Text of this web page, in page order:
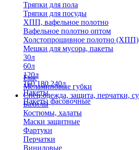
Тряпки для пола
Тряпки для посуды
ХПП, вафельное полотно
Вафельное полотно оптом
Холстопрошивное полотно (ХПП)
Мешки для мусора, пакеты
30л
60л
120л
160,180,240л
Пакеты
Пакеты фасовочные
Еще
Меламиновые губки
Спец.одежда, защита, перчатки,
Бахилы
Костюмы, халаты
Маски защитные
Фартуки
Перчатки
Виниловые